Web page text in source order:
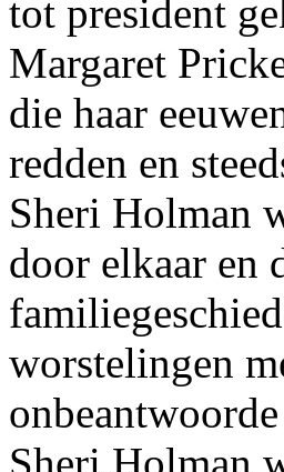
tot president
Margaret
die haar
redden en
Sheri Holman
door elkaar en
worstelingen
Sheri Holman